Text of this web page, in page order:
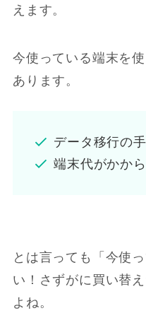
えます。
今使っている端末を
あります。
データ移行の
端末代がかか
とは言っても「今使
い！さずがに買い替
よね。